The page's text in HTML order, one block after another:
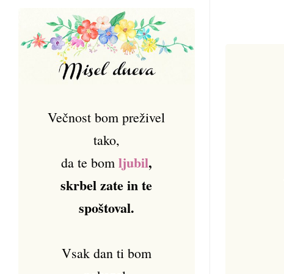
Večnost bom preživel
tako,
da te bom ljubil,
skrbel zate in te
spoštoval.
Vsak dan ti bom